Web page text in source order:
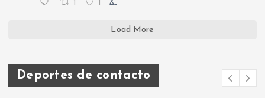
1 1 X
Load More
Deportes de contacto